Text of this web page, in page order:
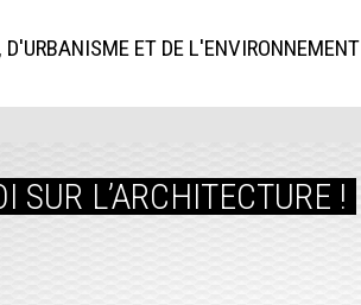
ET DE L'ENVIRONNEMENT
SUR L’ARCHITECTURE !